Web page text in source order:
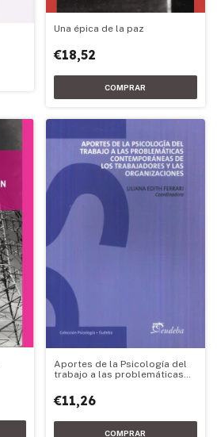
Una épica de la paz
€18,52
Aportes de la Psicología del
trabajo a las problemáticas
trabajadores y las or
€11,26